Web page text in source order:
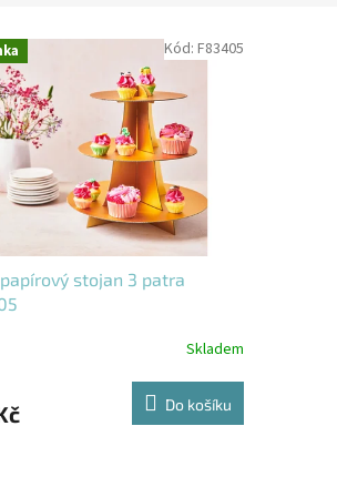
stojan 3 patra
Skladem
Do košíku
Kód: F83405